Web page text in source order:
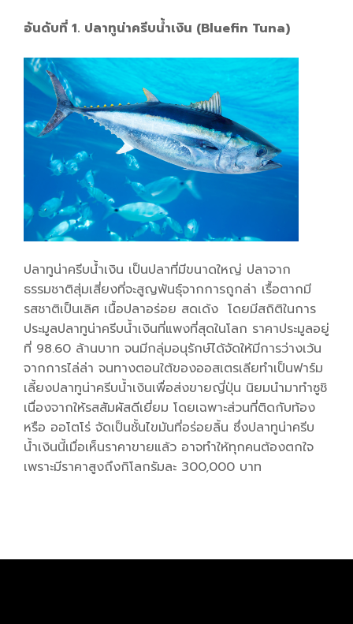
อันดับที่ 1. ปลาทูน่าครีบน้ำเงิน (Bluefin Tuna)
ปลาทูน่าครีบน้ำเงิน เป็นปลาที่มีขนาดใหญ่ ปลาจาก
ธรรมชาติสุ่มเสี่ยงที่จะสูญพันธุ์จากการถูกล่า เรื้อตากมี
รสชาติเป็นเลิศ เนื้อปลาอร่อย สดเด้ง โดยมีสถิติในการ
ประมูลปลาทูน่าครีบน้ำเงินที่แพงที่สุดในโลก ราคาประมูลอยู่
ที่ 98.60 ล้านบาท จนมีกลุ่มอนุรักษ์ได้จัดให้มีการว่างเว้น
จากการไล่ล่า จนทางตอนใต้ของออสเตรเลียทำเป็นฟาร์ม
เลี้ยงปลาทูน่าครีบน้ำเงินเพื่อส่งขายญี่ปุ่น นิยมนำมาทำซูชิ
เนื่องจากให้รสสัมผัสดีเยี่ยม โดยเฉพาะส่วนที่ติดกับท้อง
หรือ ออโตโร่ จัดเป็นชั้นไขมันที่อร่อยลิ้น ซึ่งปลาทูน่าครีบ
น้ำเงินนี้เมื่อเห็นราคาขายแล้ว อาจทำให้ทุกคนต้องตกใจ
เพราะมีราคาสูงถึงกิโลกรัมละ 300,000 บาท